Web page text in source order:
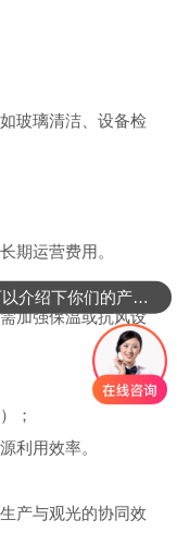
玻璃清洁、设备检
期运营费用。
加强保温或抗风设
；
利用效率。
产与观光的协同效
可以介绍下你们的产品么